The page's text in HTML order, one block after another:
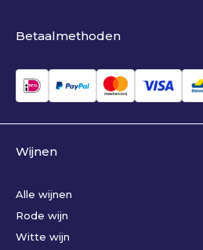
Betaalmethoden
Wijnen
Alle wijnen
Rode wijn
Witte wijn